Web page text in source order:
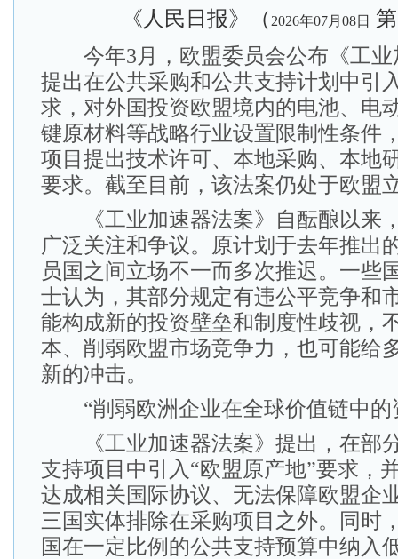
《人民日报》（ 2026年07月08日
今年3月，欧盟委员会公布《工业
提出在公共采购和公共支持计划中引
求，对外国投资欧盟境内的电池、电
键原材料等战略行业设置限制性条件
项目提出技术许可、本地采购、本地
要求。截至目前，该法案仍处于欧盟
《工业加速器法案》自酝酿以来
广泛关注和争议。原计划于去年推出
员国之间立场不一而多次推迟。一些
士认为，其部分规定有违公平竞争和
能构成新的投资壁垒和制度性歧视，
本、削弱欧盟市场竞争力，也可能给
新的冲击。
“削弱欧洲企业在全球价值链中的
《工业加速器法案》提出，在部
支持项目中引入“欧盟原产地”要求，
达成相关国际协议、无法保障欧盟企
三国实体排除在采购项目之外。同时
国在一定比例的公共支持预算中纳入